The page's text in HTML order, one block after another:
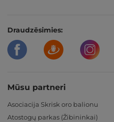
Draudzēsimies:
Mūsu partneri
Asociacija Skrisk oro balionu
Atostogų parkas (Žibininkai)